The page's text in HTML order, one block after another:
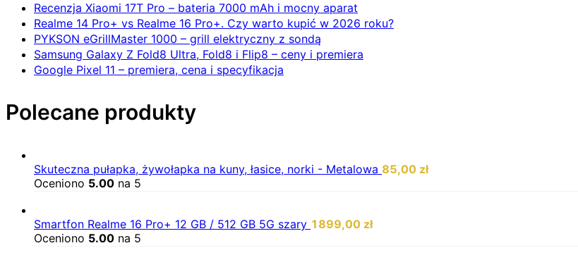
Recenzja Xiaomi 17T Pro – bateria 7000 mAh i mocny aparat
Realme 14 Pro+ vs Realme 16 Pro+. Czy warto kupić w 2026 roku?
PYKSON eGrillMaster 1000 – grill elektryczny z sondą
Samsung Galaxy Z Fold8 Ultra, Fold8 i Flip8 – ceny i premiera
Google Pixel 11 – premiera, cena i specyfikacja
Polecane produkty
Skuteczna pułapka, żywołapka na kuny, łasice, norki - Metalowa 85,00 zł
Oceniono 5.00 na 5
Smartfon Realme 16 Pro+ 12 GB / 512 GB 5G szary 1899,00 zł
Oceniono 5.00 na 5